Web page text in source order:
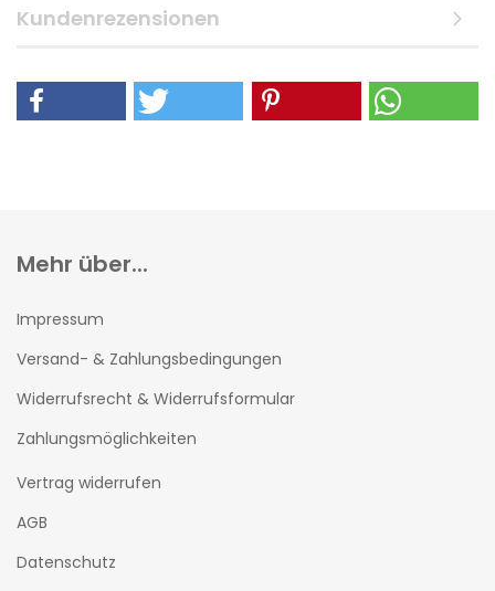
Kundenrezensionen
Mehr über...
Impressum
Versand- & Zahlungsbedingungen
Widerrufsrecht & Widerrufsformular
Zahlungsmöglichkeiten
Vertrag widerrufen
AGB
Datenschutz